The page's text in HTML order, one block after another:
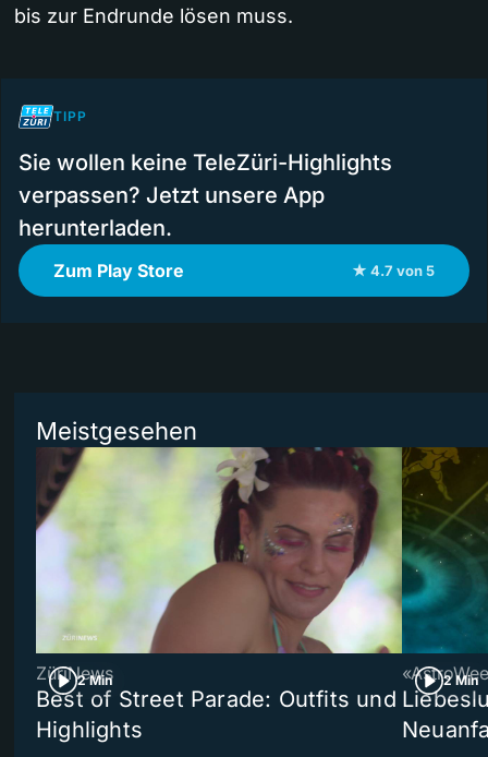
bis zur Endrunde lösen muss.
TIPP
Sie wollen keine TeleZüri-Highlights
verpassen? Jetzt unsere App
herunterladen.
Zum Play Store ★ 4.7 von 5
Meistgesehen
2 Min
ZüriNews
Best of Street Parade: Outfits und
Highlights
2 Min